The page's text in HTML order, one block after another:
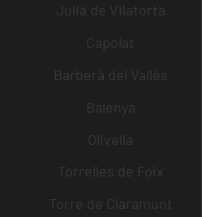
Julià de Vilatorta
Capolat
Barberà del Vallès
Balenyà
Olivella
Torrelles de Foix
Torre de Claramunt